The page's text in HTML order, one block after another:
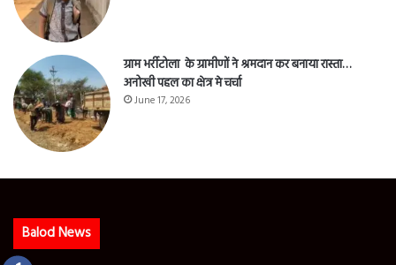
ग्राम भर्रीटोला के ग्रामीणों ने श्रमदान कर बनाया रास्ता…
अनोखी पहल का क्षेत्र मे चर्चा
June 17, 2026
Balod News